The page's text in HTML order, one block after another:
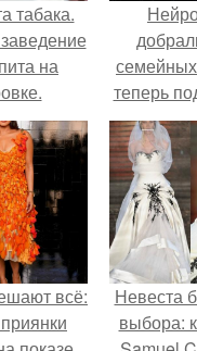
табака.
на
теперь
мамины
всё:
Невеста
выбора: